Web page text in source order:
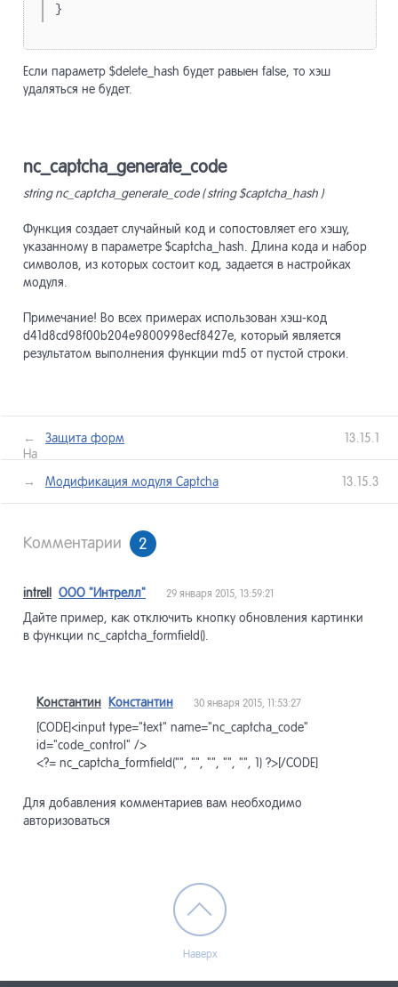
}
Если параметр $delete_hash будет равыен false, то хэш
удаляться не будет.
nc_captcha_generate_code
string nc_captcha_generate_code ( string $captcha_hash )
Функция создает случайный код и сопостовляет его хэшу,
указанному в параметре $captcha_hash. Длина кода и набор
символов, из которых состоит код, задается в настройках
модуля.
Примечание! Во всех примерах использован хэш-код
d41d8cd98f00b204e9800998ecf8427e, который является
результатом выполнения функции md5 от пустой строки.
←
Назад
13.15.1
Защита форм
13.15.3
Модификация модуля Captcha
→
Комментарии 2
intrell ООО "Интрелл" 29 января 2015, 13:59:21
Дайте пример, как отключить кнопку обновления картинки
в функции nc_captcha_formfield().
Константин Константин 30 января 2015, 11:53:27
[CODE]<input type="text" name="nc_captcha_code"
id="code_control" />
<?= nc_captcha_formfield("", "", "", "", "", 1) ?>[/CODE]
Для добавления комментариев вам необходимо
авторизоваться
Наверх